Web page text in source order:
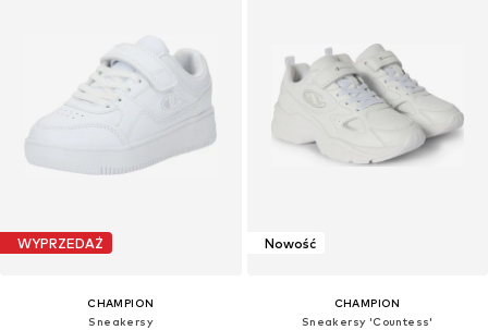
WYPRZEDAŻ
CHAMPION
Sneakersy
Nowość
CHAMPION
Sneakersy 'Countess'